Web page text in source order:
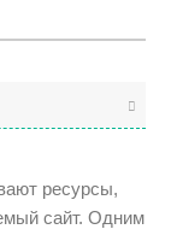
ресурсы,
сайт. Одним